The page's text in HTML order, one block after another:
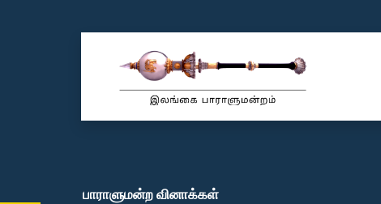
பாராளுமன்ற வினாக்கள்